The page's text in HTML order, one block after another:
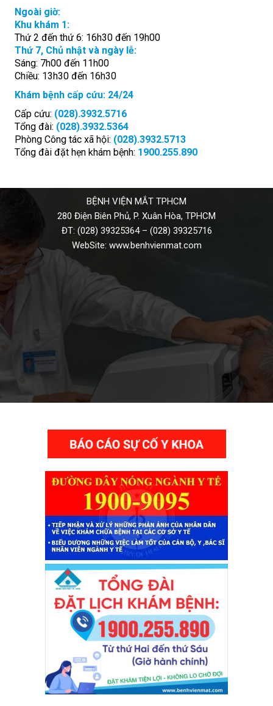
Ngoài giờ:
Khu khám 1:
Thứ 2 đến thứ 6: 16h30 đến 19h00
Thứ 7, Chủ nhật và ngày lễ:
Sáng: 7h00 đến 11h00
Chiều: 13h30 đến 16h30
Khám bệnh cấp cứu: 24/24
Cấp cứu: (028).3932.5716
Tổng đài: (028).3932.5364
Phòng Công tác xã hội: (028).3932.5713
Tổng đài đặt hẹn khám bệnh: 1900.255.890
BỆNH VIỆN MẮT TPHCM
280 Điện Biên Phủ, P. Xuân Hòa, TPHCM
ĐT: (028) 39325364– (028) 39325716
WebSite: www.benhvienmat.com